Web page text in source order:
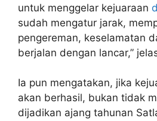
untuk menggelar kejuaraan
sudah mengatur jarak,
pengereman, keselamatan
berjalan dengan lancar,”
Ia pun mengatakan, jika
akan berhasil, bukan tidak
dijadikan ajang tahunan